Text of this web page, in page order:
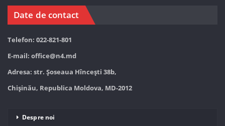
Date de contact
Telefon: 022-821-801
E-mail: office@n4.md
Adresa: str. Șoseaua Hînceşti 38b,
Chișinău, Republica Moldova, MD-2012
Despre noi